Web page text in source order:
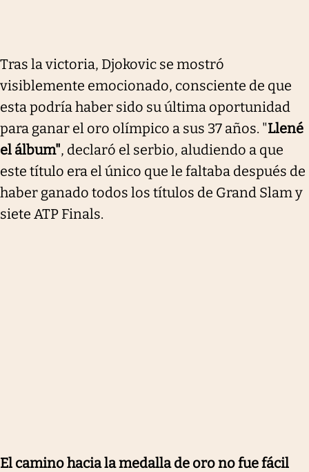
Tras la victoria, Djokovic se mostró
visiblemente emocionado, consciente de que
esta podría haber sido su última oportunidad
para ganar el oro olímpico a sus 37 años. "Llené
el álbum", declaró el serbio, aludiendo a que
este título era el único que le faltaba después de
haber ganado todos los títulos de Grand Slam y
siete ATP Finals.
El camino hacia la medalla de oro no fue fácil